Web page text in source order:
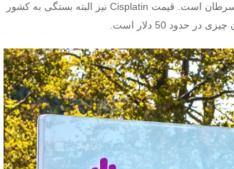
چندملیتی مستقل در آمریکاست که صاحب سبک در زمینه انواع داروهای ضد سرطان است. قیمت Cisplatin نیز البته بستگی به کشور